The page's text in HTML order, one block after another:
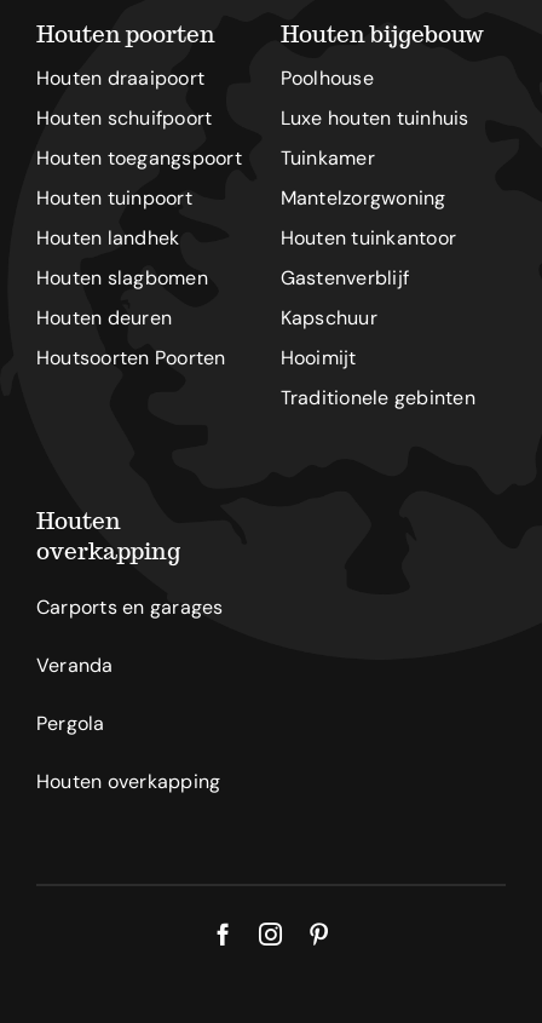
Houten poorten
Houten draaipoort
Houten schuifpoort
Houten toegangspoort
Houten tuinpoort
Houten landhek
Houten slagbomen
Houten deuren
Houtsoorten Poorten
Houten bijgebouw
Poolhouse
Luxe houten tuinhuis
Tuinkamer
Mantelzorgwoning
Houten tuinkantoor
Gastenverblijf
Kapschuur
Hooimijt
Traditionele gebinten
Houten
overkapping
Carports en garages
Veranda
Pergola
Houten overkapping